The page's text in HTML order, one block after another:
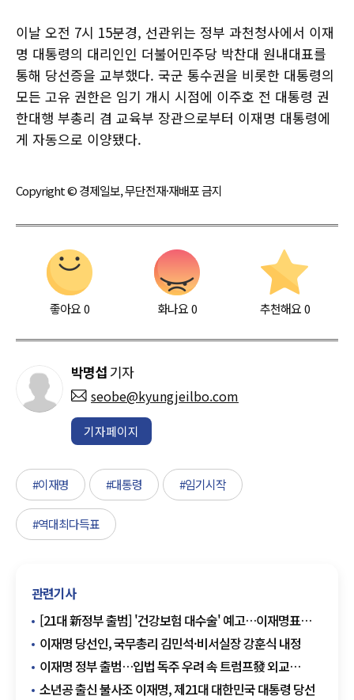
이날 오전 7시 15분경, 선관위는 정부 과천청사에서 이재
명 대통령의 대리인인 더불어민주당 박찬대 원내대표를
통해 당선증을 교부했다. 국군 통수권을 비롯한 대통령의
모든 고유 권한은 임기 개시 시점에 이주호 전 대통령 권
한대행 부총리 겸 교육부 장관으로부터 이재명 대통령에
게 자동으로 이양됐다.
Copyright © 경제일보, 무단전재·재배포 금지
좋아요0 화나요0 추천해요 0
박명섭 기자
seobe@kyungjeilbo.com
기자페이지
#이재명 #대통령 #임기시작
#역대최다득표
관련기사
[21대 新정부 출범] '건강보험 대수술' 예고…이재명표
국민 의료비 완화 본격화
이재명 당선인, 국무총리 김민석·비서실장 강훈식 내정
이재명 정부 출범…입법 독주 우려 속 트럼프發 외교
시험대
소년공 출신 불사조 이재명, 제21대 대한민국 대통령 당선